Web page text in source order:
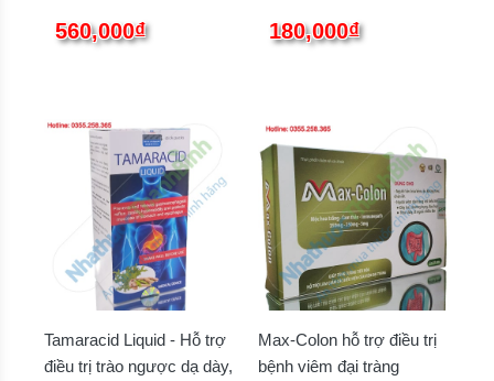
560,000₫ 180,000₫
Tamaracid Liquid - Hỗ trợ
điều trị trào ngược dạ dày,
Max-Colon hỗ trợ điều trị
bệnh viêm đại tràng